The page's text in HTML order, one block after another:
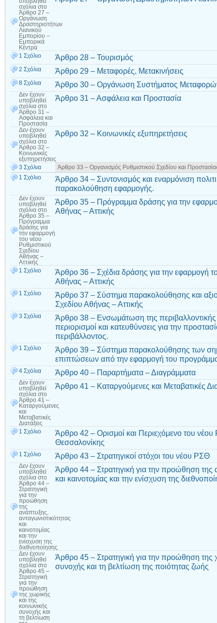
σχόλια στο
Άρθρο 27 –
Οργάνωση
Δραστηριοτήτων
Λιανικού
Εμπορίου –
Εμπορικά
Κέντρα
1 Σχόλιο Άρθρο 28 – Τουρισμός
2 Σχόλια Άρθρο 29 – Μεταφορές, Μετακινήσεις
8 Σχόλια Άρθρο 30 – Οργάνωση Συστήματος
Δεν έχουν
υποβληθεί
σχόλια στο
Άρθρο 31 –
Ασφάλεια και
Προστασία
Άρθρο 31 – Ασφάλεια και Προστασία
Δεν έχουν
υποβληθεί
σχόλια στο
Άρθρο 32 –
Κοινωνικές
εξυπηρετήσεις
Άρθρο 32 – Κοινωνικές εξυπηρετήσεις
3 Σχόλια
Άρθρο 33 – Οργανισμός Ρυθμιστικού Σχεδίου και
1 Σχόλιο
Άρθρο 34 – Συντονισμός και εναρμόνιση
παρακολούθηση εφαρμογής.
Δεν έχουν
υποβληθεί
σχόλια στο
Άρθρο 35 –
Πρόγραμμα
δράσης για
την εφαρμογή
του νέου
Ρυθμιστικού
Σχεδίου
Αθήνας –
Αττικής
Άρθρο 35 – Πρόγραμμα δράσης για την
Αθήνας – Αττικής
1 Σχόλιο
Άρθρο 36 – Σχέδια δράσης για την εφαρμογή
Αθήνας – Αττικής
1 Σχόλιο
Άρθρο 37 – Σύστημα παρακολούθησης και
Σχεδίου Αθήνας – Αττικής
3 Σχόλια
Άρθρο 38 – Ενσωμάτωση της
περιορισμοί και κατευθύνσεις για την
περιβάλλοντος.
1 Σχόλιο
Άρθρο 39 – Σύστημα παρακολούθησης των
επιπτώσεων από την εφαρμογή του
4 Σχόλια Άρθρο 40 – Παραρτήματα – Διαγράμματα
Δεν έχουν
υποβληθεί
σχόλια στο
Άρθρο 41 –
Καταργούμενες
και
Μεταβατικές
Διατάξεις
Άρθρο 41 – Καταργούμενες και Μεταβατικές
1 Σχόλιο
Άρθρο 42 – Ορισμοί και Περιεχόμενο του νέου
Θεσσαλονίκης
1 Σχόλιο Άρθρο 43 – Στρατηγικοί στόχοι του νέου ΡΣΘ
Δεν έχουν
υποβληθεί
σχόλια στο
Άρθρο 44 –
Στρατηγική
για την
προώθηση
της
ανάπτυξης,
ανταγωνιστικότητας
και
καινοτομίας
και την
ενίσχυση της
διεθνοποίησης
Άρθρο 44 – Στρατηγική για την προώθηση της
και καινοτομίας και την ενίσχυση της
Δεν έχουν
υποβληθεί
σχόλια στο
Άρθρο 45 –
Στρατηγική
για την
προώθηση
της χωρικής
και της
κοινωνικής
συνοχής και
τη βελτίωση
Άρθρο 45 – Στρατηγική για την προώθηση της
συνοχής και τη βελτίωση της ποιότητας ζωής